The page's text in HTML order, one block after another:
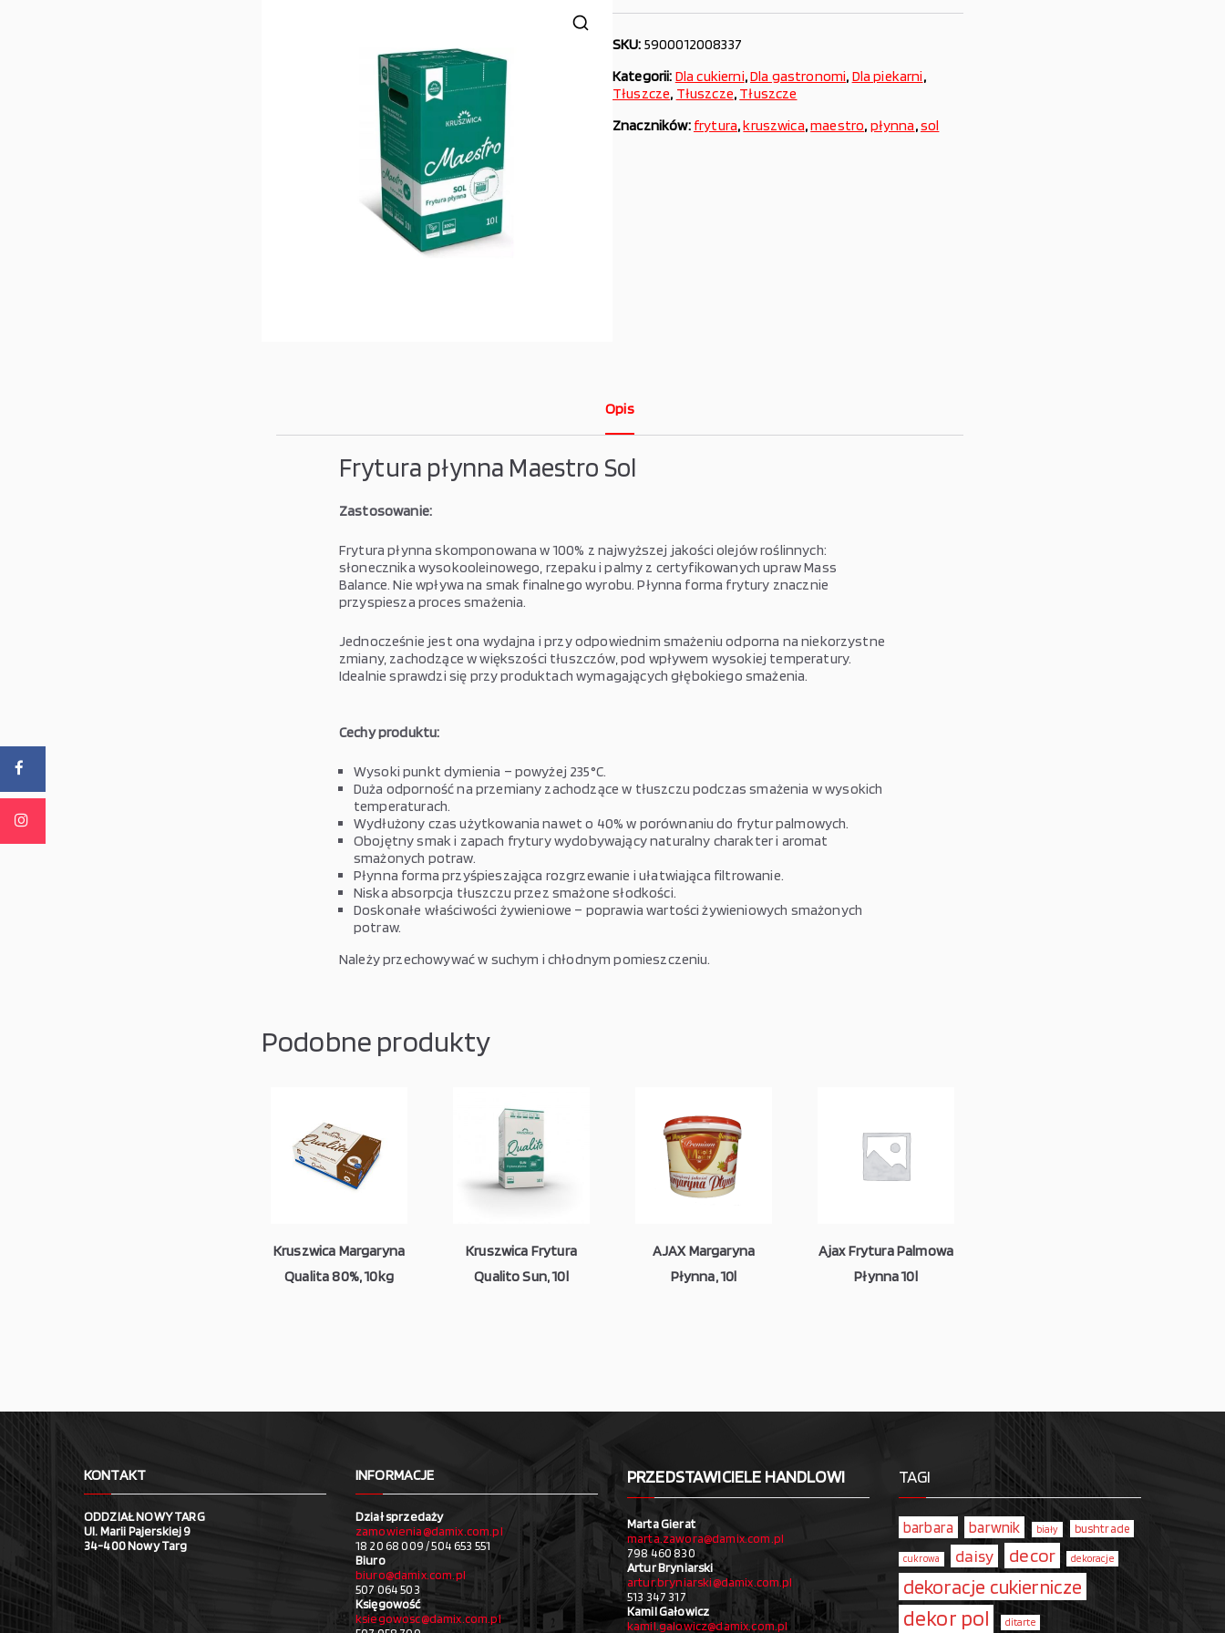
SKU: 5900012008337
Kategorii: Dla cukierni,Dla gastronomi, Dla piekarni,
Tłuszcze, Tłuszcze, Tłuszcze
Znaczników: frytura,kruszwica,maestro, płynna,sol
Opis
Frytura płynna Maestro Sol
Zastosowanie:
Frytura płynna skomponowana w 100% z najwyższej jakości olejów roślinnych:
słonecznika wysokooleinowego, rzepaku i palmy z certyfikowanych upraw Mass
Balance. Nie wpływa na smak finalnego wyrobu. Płynna forma frytury znacznie
przyspiesza proces smażenia.
Jednocześnie jest ona wydajna i przy odpowiednim smażeniu odporna na niekorzystne
zmiany, zachodzące w większości tłuszczów, pod wpływem wysokiej temperatury.
Idealnie sprawdzi się przy produktach wymagających głębokiego smażenia.
Cechy produktu:
Wysoki punkt dymienia – powyżej 235°C.
Duża odporność na przemiany zachodzące w tłuszczu podczas smażenia w wysokich
temperaturach.
Wydłużony czas użytkowania nawet o 40% w porównaniu do frytur palmowych.
Obojętny smak i zapach frytury wydobywający naturalny charakter i aromat
smażonych potraw.
Płynna forma przyśpieszająca rozgrzewanie i ułatwiająca filtrowanie.
Niska absorpcja tłuszczu przez smażone słodkości.
Doskonałe właściwości żywieniowe – poprawia wartości żywieniowych smażonych
potraw.
Należy przechowywać w suchym i chłodnym pomieszczeniu.
Podobne produkty
Kruszwica Margaryna
Qualita 80%, 10kg
Kruszwica Frytura
Qualito Sun, 10l
AJAX Margaryna
Płynna, 10l
Ajax Frytura Palmowa
Płynna 10l
KONTAKT
ODDZIAŁ NOWY TARG
Ul. Marii Pajerskiej 9
34-400 Nowy Targ
INFORMACJE
Dział sprzedaży
zamowienia@damix.com.pl
18 20 68 009 / 504 653 551
Biuro
biuro@damix.com.pl
507 064 503
Księgowość
ksiegowosc@damix.com.pl
PRZEDSTAWICIELE HANDLOWI
Marta Gierat
marta.zawora@damix.com.pl
798 460 830
Artur Bryniarski
artur.bryniarski@damix.com.pl
513 347 317
Kamil Gałowicz
kamil.galowicz@damix.com.pl
TAGI
barbara barwnik biały bushtrade
cukrowa daisy decor dekoracje
dekoracje cukiernicze
dekor pol ditarte